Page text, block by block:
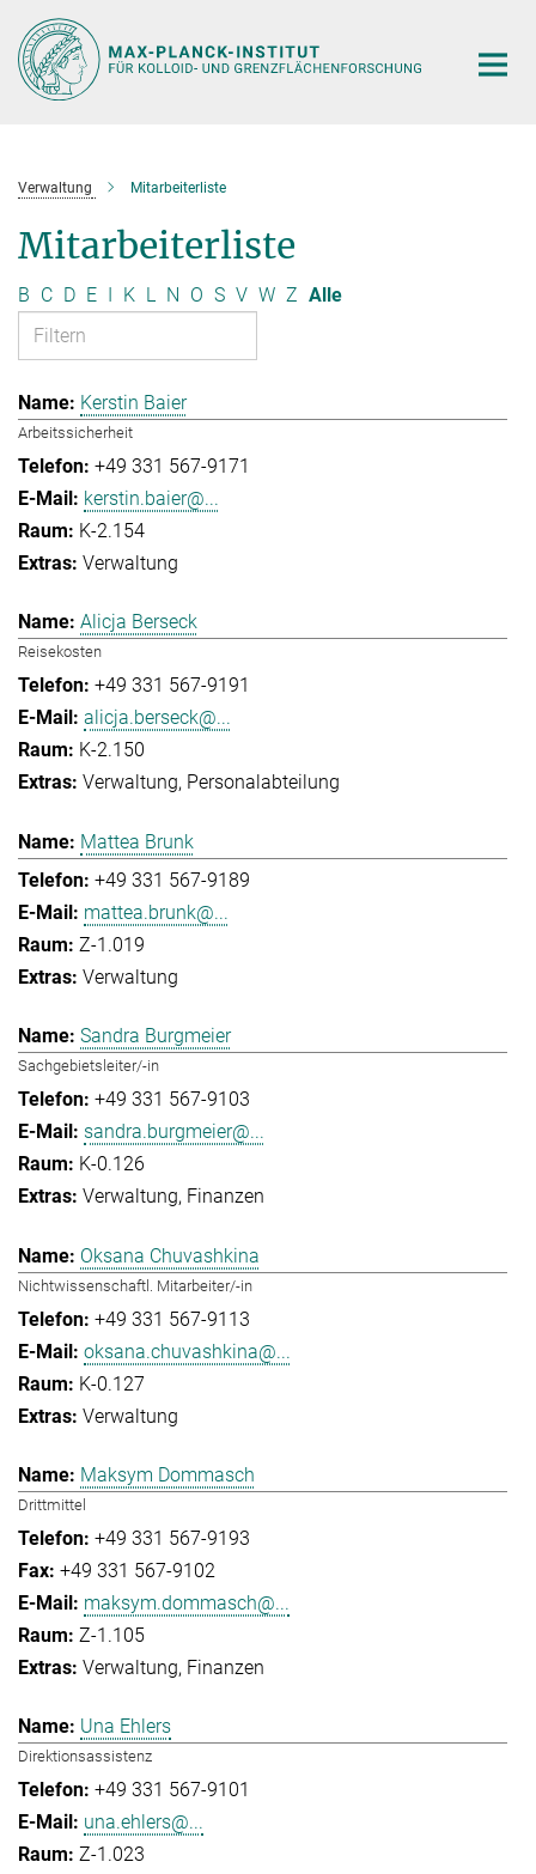
Hauptinhalt
Verwaltung Mitarbeiterliste
Mitarbeiterliste
B C D E I K L N O S V W Z Alle
Kerstin Baier
Arbeitssicherheit
+49 331 567-9171
kerstin.baier@...
K-2.154
Verwaltung
Alicja Berseck
Reisekosten
+49 331 567-9191
alicja.berseck@...
K-2.150
Verwaltung Personalabteilung
Mattea Brunk
+49 331 567-9189
mattea.brunk@...
Z-1.019
Verwaltung
Sandra Burgmeier
Sachgebietsleiter/-in
+49 331 567-9103
sandra.burgmeier@...
K-0.126
Verwaltung Finanzen
Oksana Chuvashkina
Nichtwissenschaftl. Mitarbeiter/-in
+49 331 567-9113
oksana.chuvashkina@...
K-0.127
Verwaltung
Maksym Dommasch
Drittmittel
+49 331 567-9193
+49 331 567-9102
maksym.dommasch@...
Z-1.105
Verwaltung Finanzen
Una Ehlers
Direktionsassistenz
+49 331 567-9101
una.ehlers@...
Z-1.023